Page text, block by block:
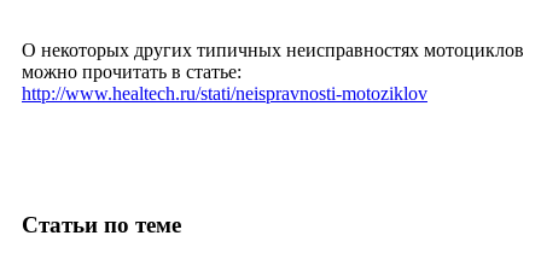
О некоторых других типичных неисправностях мотоциклов
можно прочитать в статье:
http://www.healtech.ru/stati/neispravnosti-motoziklov
Статьи по теме